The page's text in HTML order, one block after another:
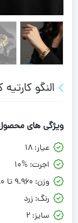
النگو کارتیه
ویژگی های
عیار:18
اجرت: 10%
وزن: 9.960 تا 10.280
رنگ: زرد
سایز:2